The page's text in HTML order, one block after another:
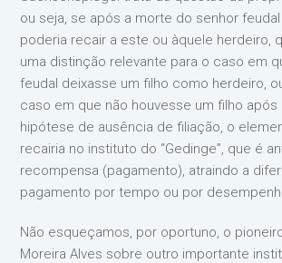
ou seja, se após a morte do senhor
poderia recair a este ou àquele herdeiro,
uma distinção relevante para o caso em
feudal deixasse um filho como herdeiro,
caso em que não houvesse um filho após
hipótese de ausência de filiação, o
recairia no instituto do “Gedinge”, que é
recompensa (pagamento), atraindo a
pagamento por tempo ou por
Não esqueçamos, por oportuno, o
Moreira Alves sobre outro importante